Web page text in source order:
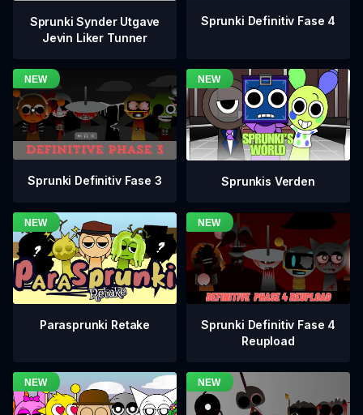
Sprunki Synder Utgave
Jevin Liker Tunner
Sprunki Definitiv Fase 4
Sprunki Definitiv Fase 3 Sprunkis Verden
Parasprunki Retake
Sprunki Definitiv Fase 4
Reupload